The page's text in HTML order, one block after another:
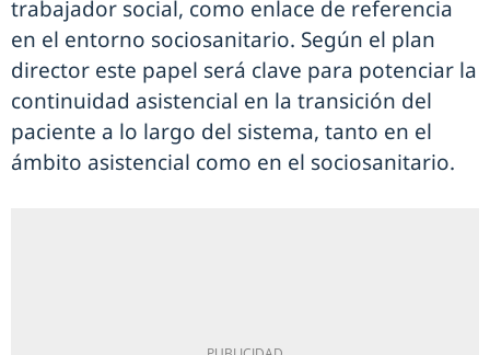
trabajador social, como enlace de referencia
en el entorno sociosanitario. Según el plan
director este papel será clave para potenciar la
continuidad asistencial en la transición del
paciente a lo largo del sistema, tanto en el
ámbito asistencial como en el sociosanitario.